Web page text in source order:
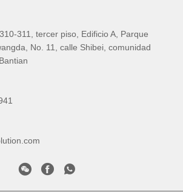
311, tercer piso, Edificio A, Parque
No. 11, calle Shibei, comunidad